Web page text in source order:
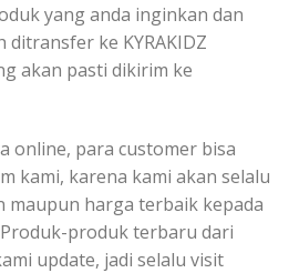
yang anda inginkan dan
ke KYRAKIDZ
akan pasti dikirim ke
online, para customer bisa
kami, karena kami akan selalu
maupun harga terbaik kepada
produk terbaru dari
update, jadi selalu visit